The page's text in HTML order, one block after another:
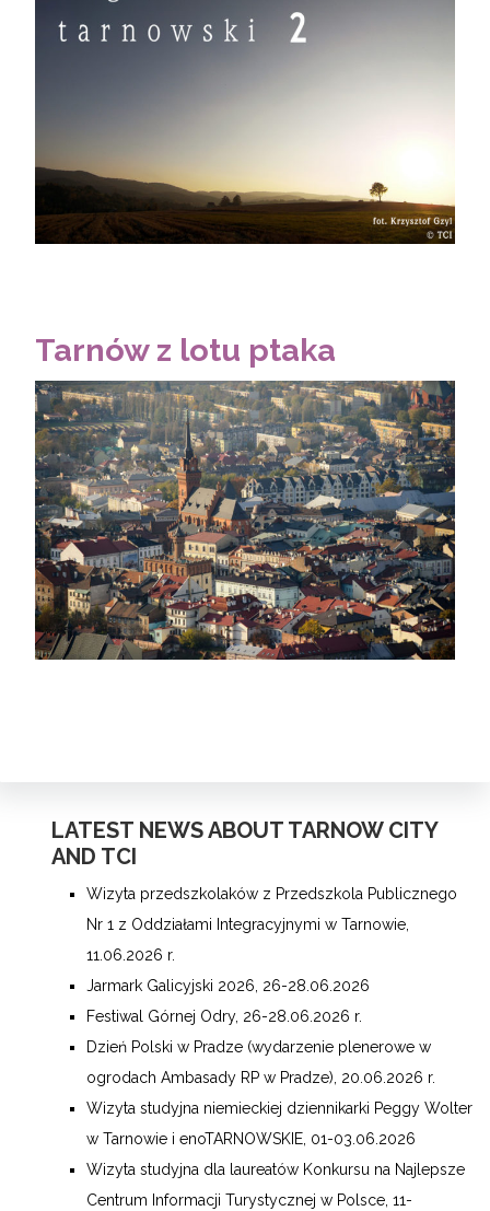
Tarnów z lotu ptaka
LATEST NEWS ABOUT TARNOW CITY
AND TCI
Wizyta przedszkolaków z Przedszkola Publicznego
Nr 1 z Oddziałami Integracyjnymi w Tarnowie,
11.06.2026 r.
Jarmark Galicyjski 2026, 26-28.06.2026
Festiwal Górnej Odry, 26-28.06.2026 r.
Dzień Polski w Pradze (wydarzenie plenerowe w
ogrodach Ambasady RP w Pradze), 20.06.2026 r.
Wizyta studyjna niemieckiej dziennikarki Peggy Wolter
w Tarnowie i enoTARNOWSKIE, 01-03.06.2026
Wizyta studyjna dla laureatów Konkursu na Najlepsze
Centrum Informacji Turystycznej w Polsce, 11-